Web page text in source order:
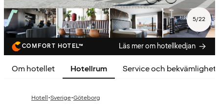
5/22
COMFORT HOTEL™ Läs mer om hotellkedjan
Om hotellet Hotellrum Service och
Hotell·Sverige·Göteborg